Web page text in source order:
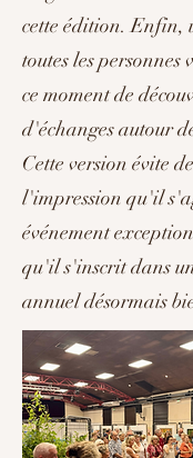
cette édition. Enfin,
toutes les personnes
ce moment de
d'échanges autour
Cette version évite
l'impression qu'il
événement
qu'il s'inscrit dans
annuel désormais